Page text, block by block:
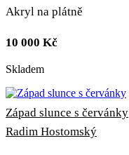
Akryl na plátně
10 000 Kč
Skladem
Západ slunce s červánky
Radim Hostomský